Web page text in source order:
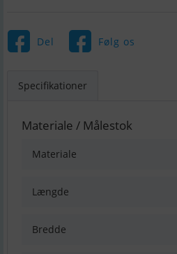
Del Følg os
Specifikationer
Materiale / Målestok
Materiale
Længde
Bredde